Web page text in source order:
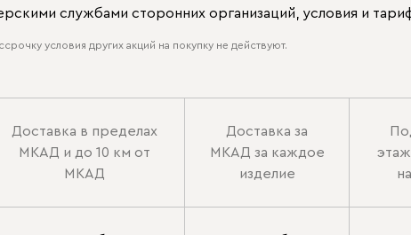
службами сторонних организаций, условия и
условия других акций на покупку не действуют.
Доставка в пределах
МКАД и до 10 км от
МКАД
Доставка за
МКАД за каждое
изделие